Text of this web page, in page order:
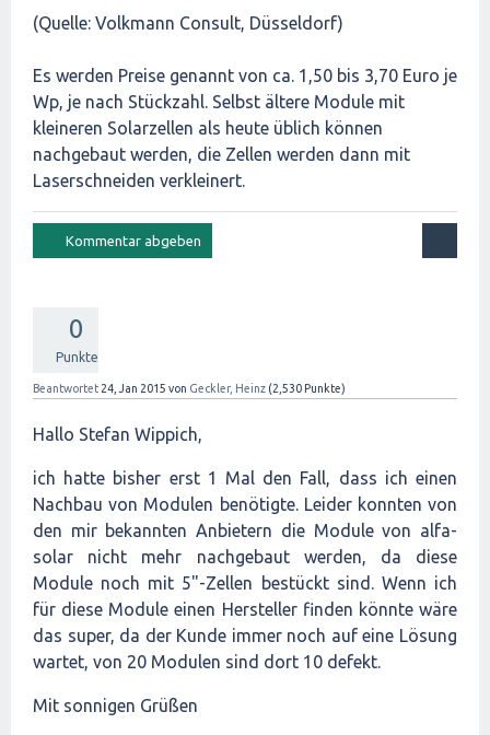
(Quelle: Volkmann Consult, Düsseldorf)
Es werden Preise genannt von ca. 1,50 bis 3,70 Euro je
Wp, je nach Stückzahl. Selbst ältere Module mit
kleineren Solarzellen als heute üblich können
nachgebaut werden, die Zellen werden dann mit
Laserschneiden verkleinert.
0
Punkte
Beantwortet 24, Jan 2015 von Geckler, Heinz (2,530 Punkte)
Hallo Stefan Wippich,
ich hatte bisher erst 1 Mal den Fall, dass ich einen
Nachbau von Modulen benötigte. Leider konnten von
den mir bekannten Anbietern die Module von alfa-
solar nicht mehr nachgebaut werden, da diese
Module noch mit 5"-Zellen bestückt sind. Wenn ich
für diese Module einen Hersteller finden könnte wäre
das super, da der Kunde immer noch auf eine Lösung
wartet, von 20 Modulen sind dort 10 defekt.
Mit sonnigen Grüßen